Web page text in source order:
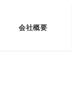
会社概要